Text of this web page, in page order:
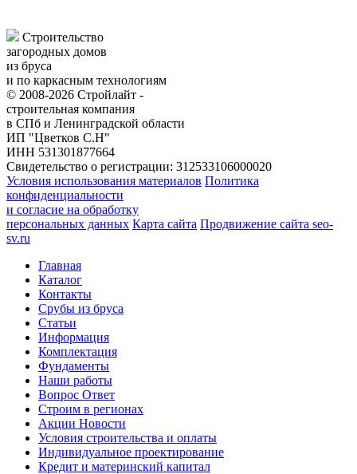
Строительство
загородных домов
из бруса
и по каркасным технологиям
© 2008-2026 Стройлайт -
строительная компания
в СПб и Ленинградской области
ИП "Цветков С.Н"
ИНН 531301877664
Свидетельство о регистрации: 312533106000020
Условия использования материалов Политика
конфиденциальности
и согласие на обработку
персональных данных Карта сайта Продвижение сайта seo-
sv.ru
Главная
Каталог
Контакты
Срубы из бруса
Статьи
Информация
Комплектация
Фундаменты
Наши работы
Вопрос Ответ
Строим в регионах
Акции Новости
Условия строительства и оплаты
Индивидуальное проектирование
Кредит и материнский капитал